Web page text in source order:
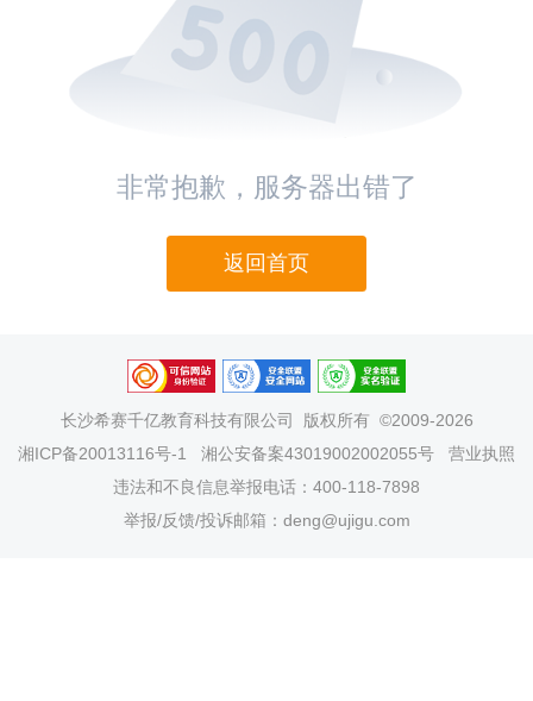
非常抱歉，服务器出错了
返回首页
长沙希赛千亿教育科技有限公司
版权所有 ©2009-2026
湘ICP备20013116号-1
湘公安备案43019002002055号
营业执照
违法和不良信息举报电话：400-118-7898
举报/反馈/投诉邮箱：deng@ujigu.com